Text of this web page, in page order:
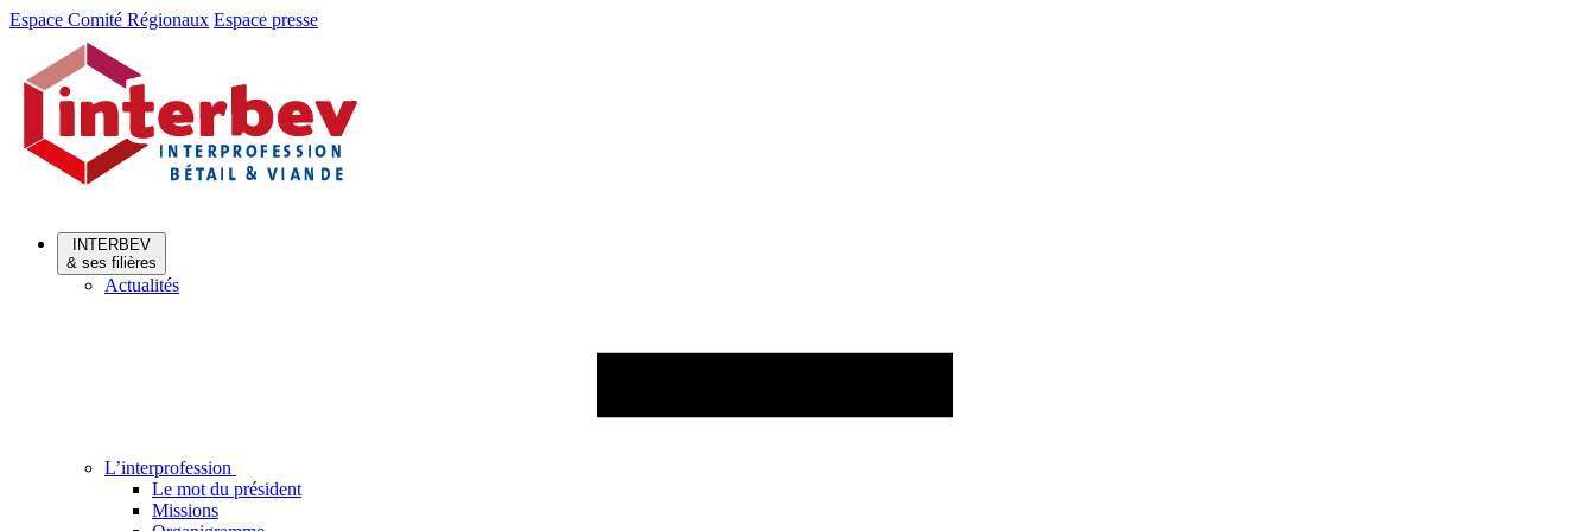
Aller
Aller
contenu
Espace Comité Régionaux Espace presse
INTERBEV
& ses filières
Actualités
L’interprofession
Le mot du président
Missions